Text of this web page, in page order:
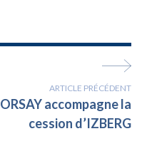
ARTICLE PRÉCÉDENT
ORSAY accompagne la
cession d’IZBERG